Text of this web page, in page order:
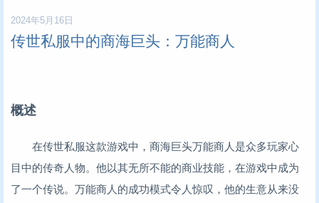
2024年5月16日
传世私服中的商海巨头：万能商人
概述
在传世私服这款游戏中，商海巨头万能商人是众多玩家心
目中的传奇人物。他以其无所不能的商业技能，在游戏中成为
了一个传说。万能商人的成功模式令人惊叹，他的生意从来没